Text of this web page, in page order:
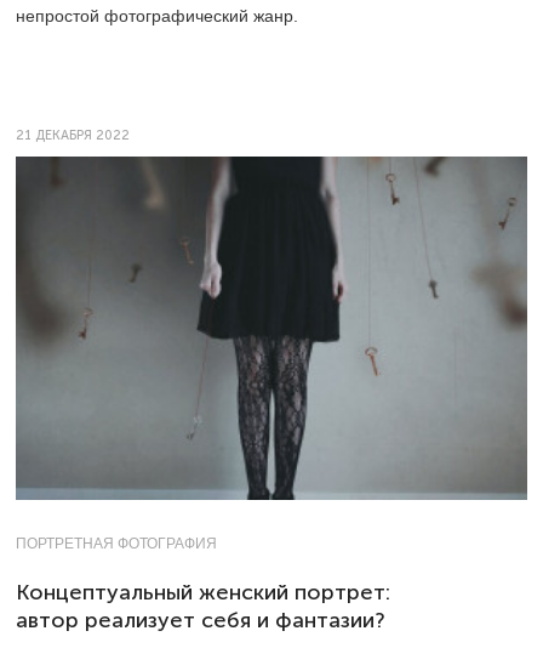
непростой фотографический жанр.
21 ДЕКАБРЯ 2022
ПОРТРЕТНАЯ ФОТОГРАФИЯ
Концептуальный женский портрет:
автор реализует себя и фантазии?